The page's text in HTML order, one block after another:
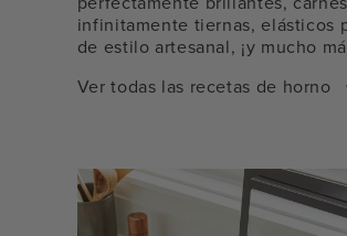
infinitamente tiernas, elásticos
de estilo artesanal, ¡y mucho
Ver todas las recetas de horno